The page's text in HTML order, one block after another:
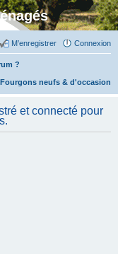
Connexion
M’enregistrer
?
Fourgons neufs & d'occasion
et connecté pour